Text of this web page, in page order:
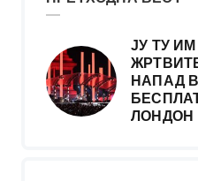
ЈУ ТУ
НАПАД
ЛОНДОН